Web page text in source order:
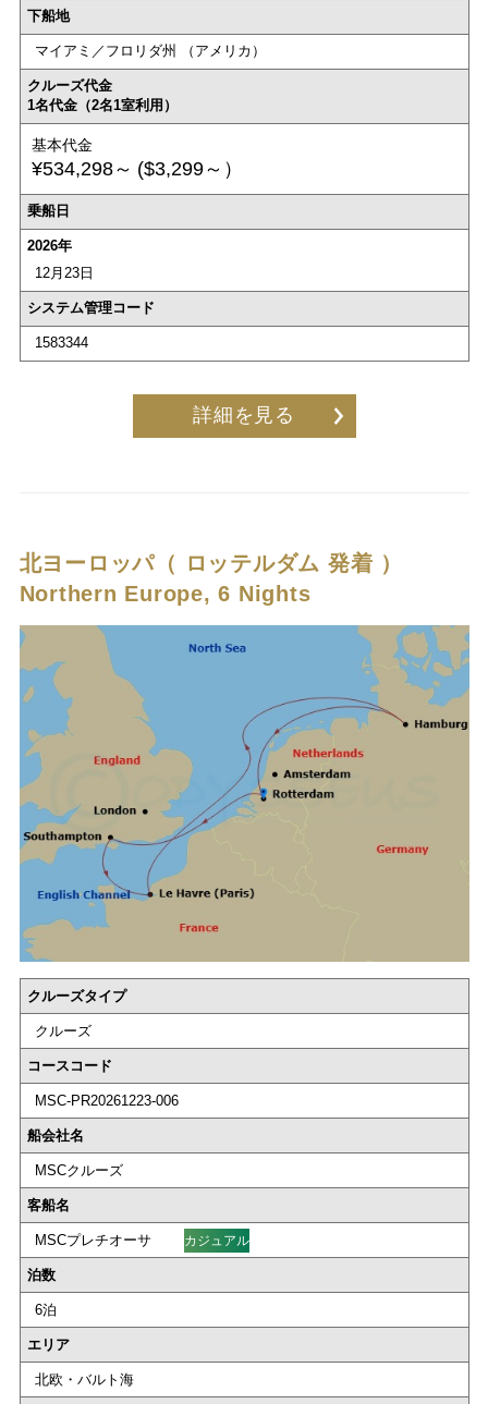
下船地
マイアミ／フロリダ州 （アメリカ）
クルーズ代金
1名代金（2名1室利用）
基本代金
¥534,298～ ($3,299～）
乗船日
2026年
12月23日
システム管理コード
1583344
詳細を見る
北ヨーロッパ（ ロッテルダム 発着 ）
Northern Europe, 6 Nights
クルーズタイプ
クルーズ
コースコード
MSC-PR20261223-006
船会社名
MSCクルーズ
客船名
MSCプレチオーサ カジュアル
泊数
6泊
エリア
北欧・バルト海